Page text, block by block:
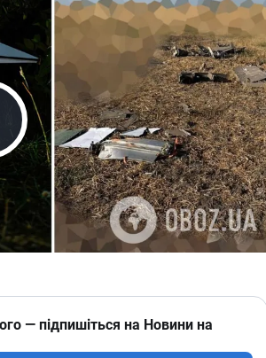
Video
— підпишіться на Новини на